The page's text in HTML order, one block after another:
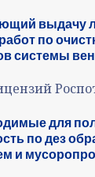
выдачу
по
системы
для
по дез
и